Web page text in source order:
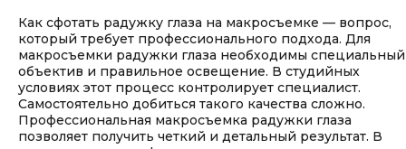
Как сфотать радужку глаза на макросъемке — вопрос,
который требует профессионального подхода. Для
макросъемки радужки глаза необходимы специальный
объектив и правильное освещение. В студийных
условиях этот процесс контролирует специалист.
Самостоятельно добиться такого качества сложно.
Профессиональная макросъемка радужки глаза
позволяет получить четкий и детальный результат. В